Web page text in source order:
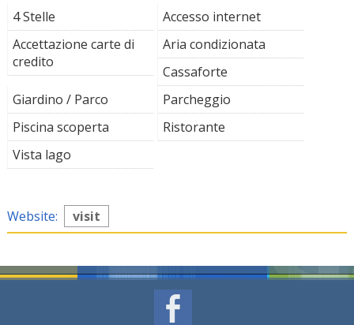
4 Stelle
Accesso internet
Accettazione carte di
credito
Aria condizionata
Cassaforte
Giardino / Parco
Parcheggio
Piscina scoperta
Ristorante
Vista lago
Website: visit